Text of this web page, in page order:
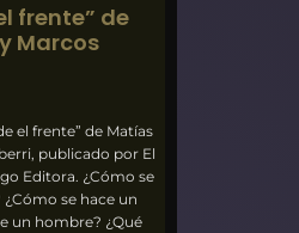
frente” de
Marcos
el frente” de Matías
publicado por El
Editora. ¿Cómo se
se hace un
un hombre? ¿Qué